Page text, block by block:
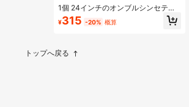
1個 24インチのオンブルシンセティ
ックブレイディングヘアパック - 大
型ブレードヘア - DIYヘアスタイル -
単な女性用ブレードヘア ウィッグ か
つら カツラ つけ毛 うぃっぐ
¥315 -20% 概算
トップへ戻る